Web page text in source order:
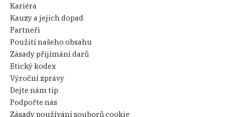
Kariéra
Kauzy a jejich dopad
Partneři
Použití našeho obsahu
Zásady přijímání darů
Etický kodex
Výroční zprávy
Dejte nám tip
Podpořte nás
Zásady používání souborů cookie